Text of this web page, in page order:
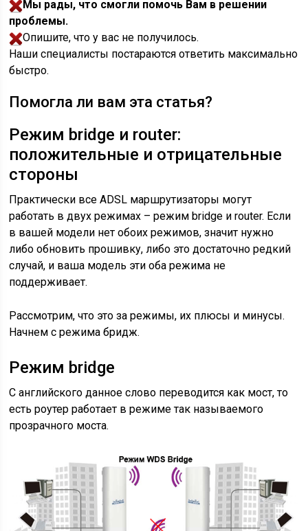
Мы рады, что смогли помочь Вам в решении
проблемы.
Опишите, что у вас не получилось.
Наши специалисты постараются ответить максимально
быстро.
Помогла ли вам эта статья?
Режим bridge и router:
положительные и отрицательные
стороны
Практически все ADSL маршрутизаторы могут
работать в двух режимах – режим bridge и router. Если
в вашей модели нет обоих режимов, значит нужно
либо обновить прошивку, либо это достаточно редкий
случай, и ваша модель эти оба режима не
поддерживает.
Рассмотрим, что это за режимы, их плюсы и минусы.
Начнем с режима бридж.
Режим bridge
С английского данное слово переводится как мост, то
есть роутер работает в режиме так называемого
прозрачного моста.